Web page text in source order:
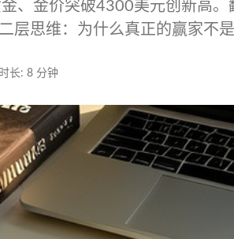
、金价突破4300美元创新高。
层思维：为什么真正的赢家不
长: 8 分钟